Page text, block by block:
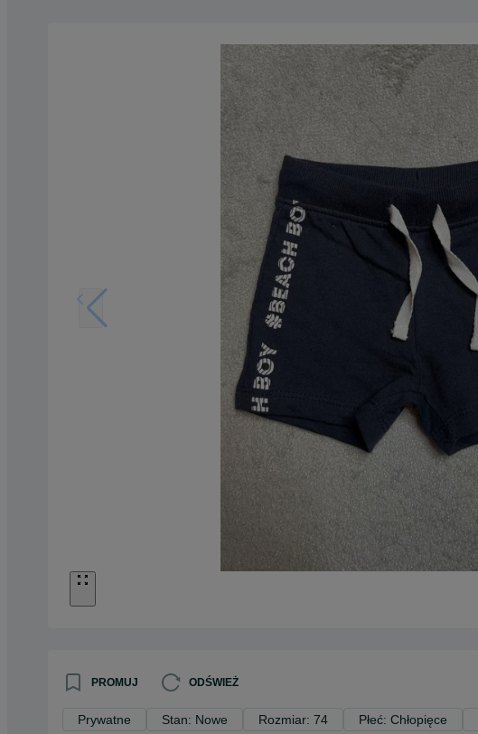
PROMUJ ODŚWIEŻ
Prywatne Stan: Nowe Rozmiar: 74 Płeć: Chłopięce